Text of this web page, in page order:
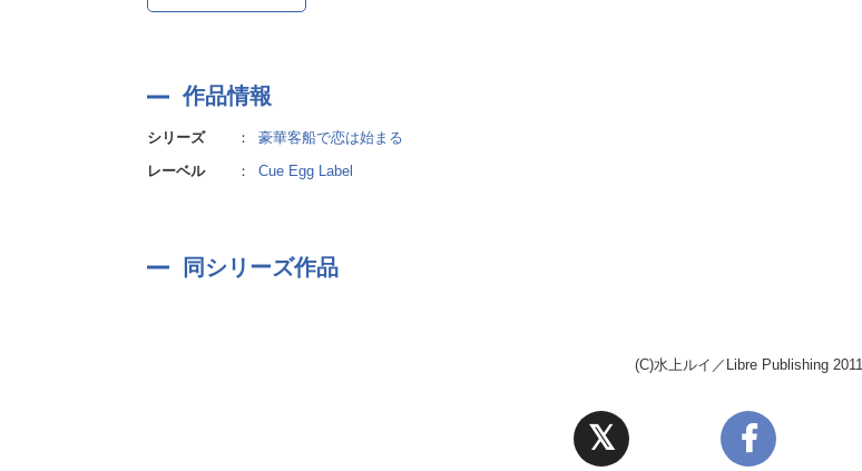
作品情報
シリーズ ：
豪華客船で恋は始まる
レーベル
： Cue Egg Label
同シリーズ作品
(C)水上ルイ／Libre Publishing 2011